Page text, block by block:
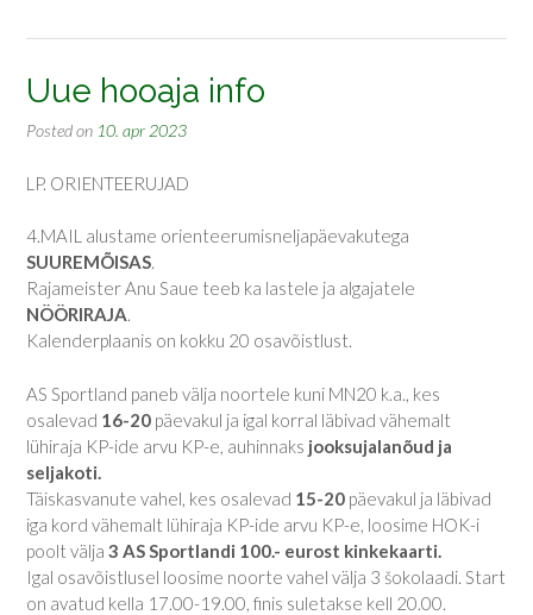
Uue hooaja info
Posted on 10. apr 2023
LP. ORIENTEERUJAD
4.MAIL alustame orienteerumisneljapäevakutega
SUUREMÕISAS.
Rajameister Anu Saue teeb ka lastele ja algajatele
NÖÖRIRAJA.
Kalenderplaanis on kokku 20 osavõistlust.
AS Sportland paneb välja noortele kuni MN20 k.a., kes
osalevad 16-20 päevakul ja igal korral läbivad vähemalt
lühiraja KP-ide arvu KP-e, auhinnaks jooksujalanõud ja
seljakoti.
Täiskasvanute vahel, kes osalevad 15-20 päevakul ja läbivad
iga kord vähemalt lühiraja KP-ide arvu KP-e, loosime HOK-i
poolt välja 3 AS Sportlandi 100.- eurost kinkekaarti.
Igal osavõistlusel loosime noorte vahel välja 3 šokolaadi. Start
on avatud kella 17.00-19.00, finis suletakse kell 20.00.